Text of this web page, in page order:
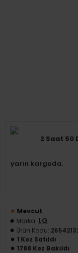
2 Saat 50
yarın kargoda.
Mevcut
Marka: LG
Ürün Kodu:
1 Kez Satıldı
1788 Kez Bakıldı